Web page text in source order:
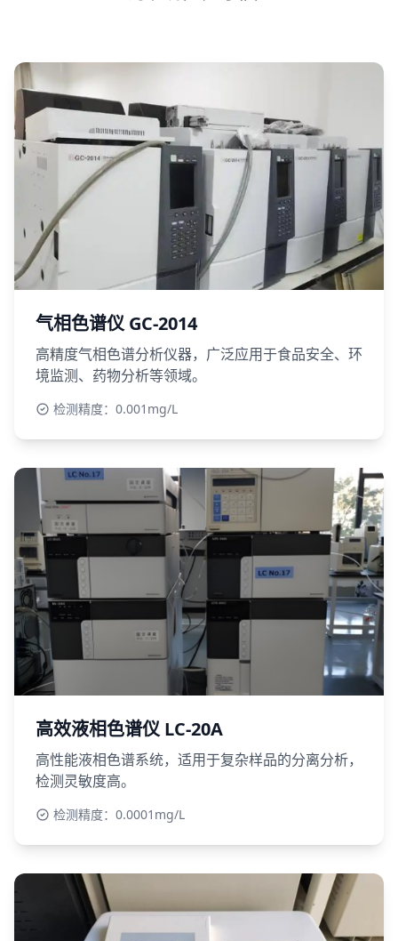
气相色谱仪 GC-2014
高精度气相色谱分析仪器，广泛应用于食品安全、环
境监测、药物分析等领域。
检测精度：0.001mg/L
高效液相色谱仪 LC-20A
高性能液相色谱系统，适用于复杂样品的分离分析，
检测灵敏度高。
检测精度：0.0001mg/L